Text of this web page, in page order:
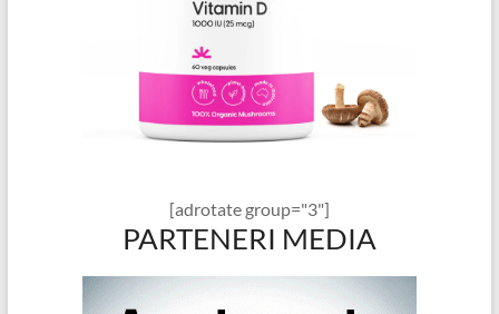
[adrotate group="3"]
PARTENERI MEDIA